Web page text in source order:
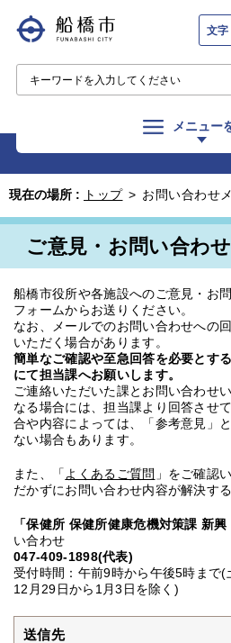
文字
メニュー
現在の場所 : トップ > お問い合わせ
ご意見・お問い合わ
船橋市役所や各施設へのご意見・お
フォームからお送りください。
なお、メールでのお問い合わせへの
いただく場合があります。
簡単なご確認や至急回答を必要とす
にて担当課へお願いします。
ご連絡いただいた課とお問い合わせ
なる場合には、担当課より回答させ
合や内容によっては、「参考意見」
ない場合もあります。
また、「 よくあるご質問 」をご確認
だかずにお問い合わせ内容が解決す
「保健所 保健所健康危機対策課 新
い合わせ
047-409-1898(代表)
受付時間：午前9時から午後5時まで(
12月29日から1月3日を除く)
送信先